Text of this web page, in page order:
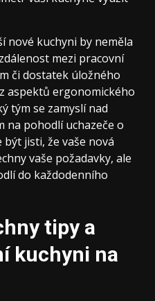
nové kuchyni by neměla
mezi pracovní
či dostatek úložného
aspektů ergonomického
tým se zamyslí nad
na pohodlí uchazeče o
jisti, že vaše nová
vaše požadavky, ale
do každodenního
tipy a
kuchyni na